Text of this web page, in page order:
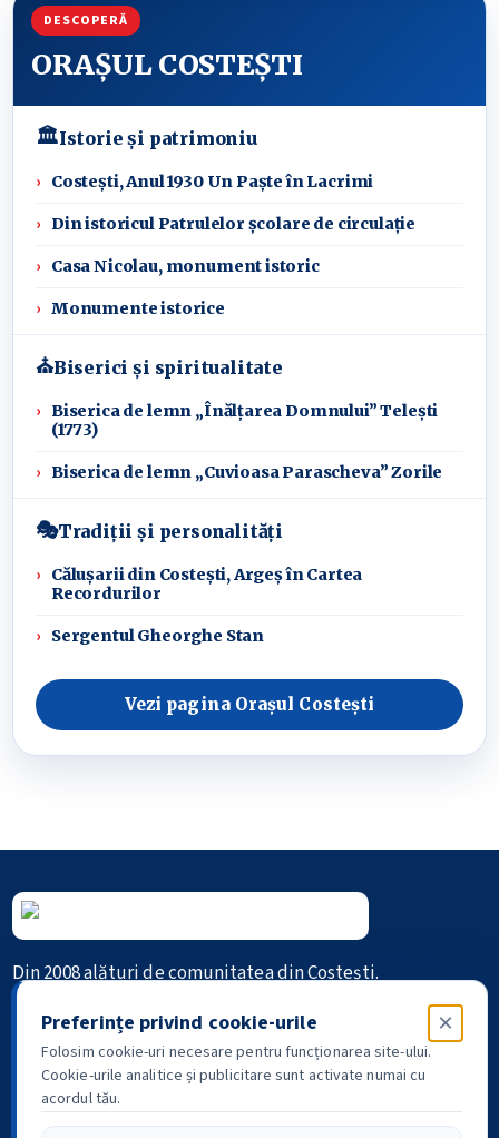
DESCOPERĂ
ORAȘUL COSTEȘTI
🏛Istorie și patrimoniu
Costești, Anul 1930 Un Paște în Lacrimi
Din istoricul Patrulelor școlare de circulație
Casa Nicolau, monument istoric
Monumente istorice
⛪Biserici și spiritualitate
Biserica de lemn „Înălțarea Domnului” Telești
(1773)
Biserica de lemn „Cuvioasa Parascheva” Zorile
🎭Tradiții și personalități
Călușarii din Costești, Argeș în Cartea
Recordurilor
Sergentul Gheorghe Stan
Vezi pagina Orașul Costești
Din 2008 alături de comunitatea din Costești.
Informație • Comunitate • Istorie
Preferințe privind cookie-urile ×
Folosim cookie-uri necesare pentru funcționarea site-ului.
Cookie-urile analitice și publicitare sunt activate numai cu
acordul tău.